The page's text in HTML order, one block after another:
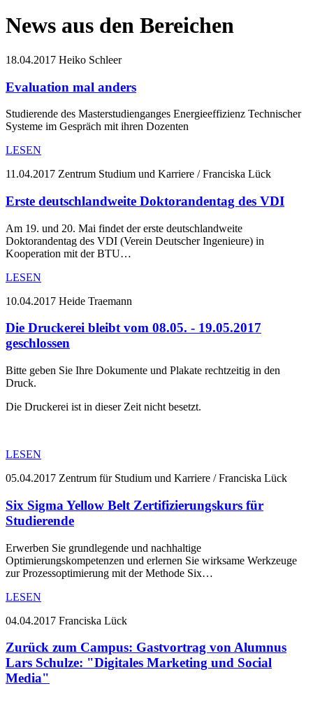
News aus den Bereichen
18.04.2017 Heiko Schleer
Evaluation mal anders
Studierende des Masterstudienganges Energieeffizienz Technischer
Systeme im Gespräch mit ihren Dozenten
LESEN
11.04.2017 Zentrum Studium und Karriere / Franciska Lück
Erste deutschlandweite Doktorandentag des VDI
Am 19. und 20. Mai findet der erste deutschlandweite
Doktorandentag des VDI (Verein Deutscher Ingenieure) in
Kooperation mit der BTU…
LESEN
10.04.2017 Heide Traemann
Die Druckerei bleibt vom 08.05. - 19.05.2017
geschlossen
Bitte geben Sie Ihre Dokumente und Plakate rechtzeitig in den
Druck.
Die Druckerei ist in dieser Zeit nicht besetzt.
LESEN
05.04.2017 Zentrum für Studium und Karriere / Franciska Lück
Six Sigma Yellow Belt Zertifizierungskurs für
Studierende
Erwerben Sie grundlegende und nachhaltige
Optimierungskompetenzen und erlernen Sie wirksame Werkzeuge
zur Prozessoptimierung mit der Methode Six…
LESEN
04.04.2017 Franciska Lück
Zurück zum Campus: Gastvortrag von Alumnus
Lars Schulze: "Digitales Marketing und Social
Media"